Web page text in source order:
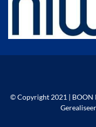
© Copyright 2021 | BOON